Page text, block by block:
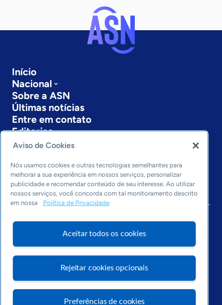
Início
Nacional
Sobre a ASN
Últimas notícias
Entre em contato
Editorias
Economia & Política
Inovação & Tecnologia
Cultura empreendedora
Dados
Arquivo
Aviso de Cookies
Nós usamos cookies e outras tecnologias semelhantes para
melhorar a sua experiência em nossos serviços, personalizar
publicidade e recomendar conteúdo de seu interesse. Ao utilizar
nossos serviços, você concorda com tal monitoramento descrito
em nossa
Política de Privacidade
Aceitar todos os cookies
Rejeitar cookies opcionais
Preferências de cookies